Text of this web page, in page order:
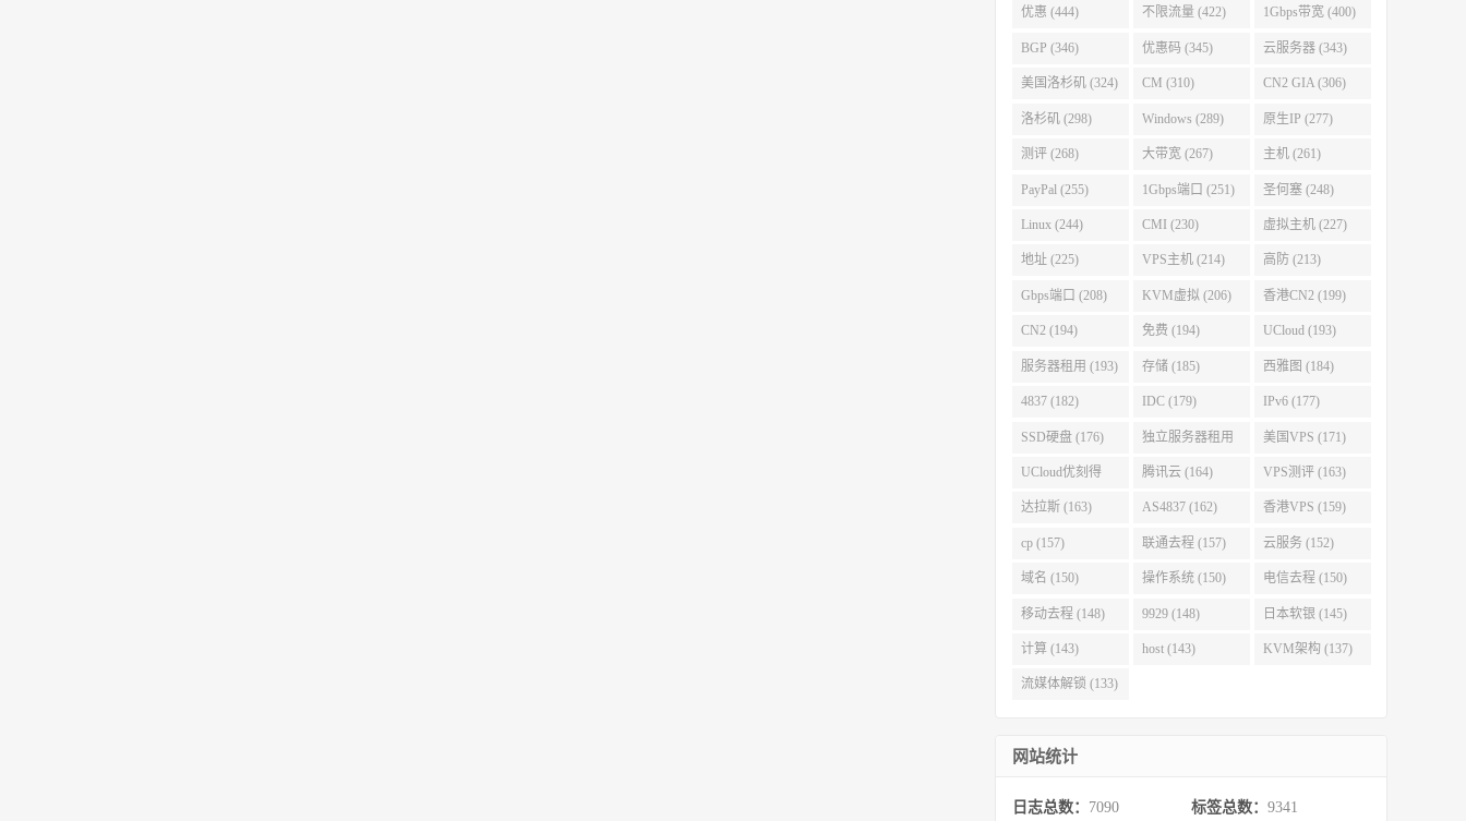
优惠 (444) 不限流量 (422) 1Gbps带宽 (400)
BGP (346) 优惠码 (345) 云服务器 (343)
美国洛杉矶 (324) CM (310) CN2 GIA (306)
洛杉矶 (298) Windows (289) 原生IP (277)
测评 (268) 大带宽 (267) 主机 (261)
PayPal (255) 1Gbps端口 (251) 圣何塞 (248)
Linux (244) CMI (230) 虚拟主机 (227)
地址 (225) VPS主机 (214) 高防 (213)
Gbps端口 (208) KVM虚拟 (206) 香港CN2 (199)
CN2 (194) 免费 (194) UCloud (193)
服务器租用 (193) 存储 (185) 西雅图 (184)
4837 (182) IDC (179) IPv6 (177)
SSD硬盘 (176) 独立服务器租用
(175)
美国VPS (171)
UCloud优刻得
(168)
腾讯云 (164) VPS测评 (163)
达拉斯 (163) AS4837 (162) 香港VPS (159)
cp (157) 联通去程 (157) 云服务 (152)
域名 (150) 操作系统 (150) 电信去程 (150)
移动去程 (148) 9929 (148) 日本软银 (145)
计算 (143) host (143) KVM架构 (137)
流媒体解锁 (133)
网站统计
日志总数： 7090 标签总数： 9341